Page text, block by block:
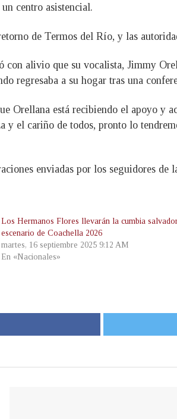
centro asistencial.
de Termos del Río, y las
alivio que su vocalista, Jimmy
regresaba a su hogar tras una
Orellana está recibiendo el apoyo y
y el cariño de todos, pronto lo
enviadas por los seguidores
Los Hermanos Flores llevarán la cumbia
escenario de Coachella 2026
martes, 16 septiembre 2025 9:12 AM
En «Nacionales»